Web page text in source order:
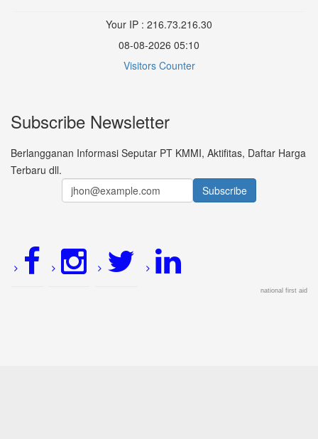
Your IP : 216.73.216.30
08-08-2026 05:10
Visitors Counter
Subscribe Newsletter
Berlangganan Informasi Seputar PT KMMI, Aktifitas, Daftar Harga
Terbaru dll.
national first aid